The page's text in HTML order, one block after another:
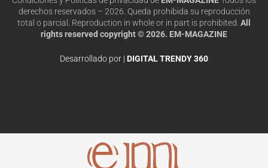
derechos reservados – 2026. Queda prohibida su reproducción
total o parcial. Reproduction in whole or in part is prohibited. All
rights reserved copyright © 2026. EM-MAGAZINE
Desarrollado por | DIGITAL TRENDY 360